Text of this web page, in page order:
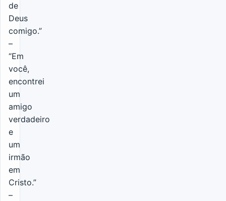
de
Deus
comigo.”
–
“Em
você,
encontrei
um
amigo
verdadeiro
e
um
irmão
em
Cristo.”
–